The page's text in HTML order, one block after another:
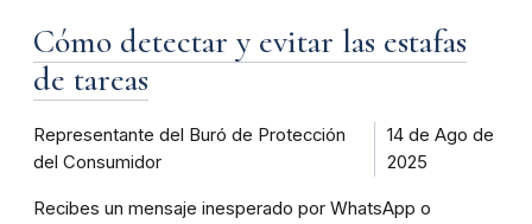
Cómo detectar y evitar las estafas
de tareas
Representante del Buró de Protección
del Consumidor
14 de Ago de
2025
Recibes un mensaje inesperado por WhatsApp o